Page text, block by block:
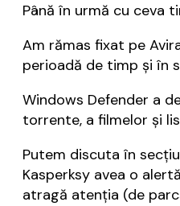
Până în urmă cu ceva
Am rămas fixat pe
perioadă de timp și în
Windows Defender a
torrente, a filmelor și
Putem discuta în
Kasperksy avea o
atragă atenția (de